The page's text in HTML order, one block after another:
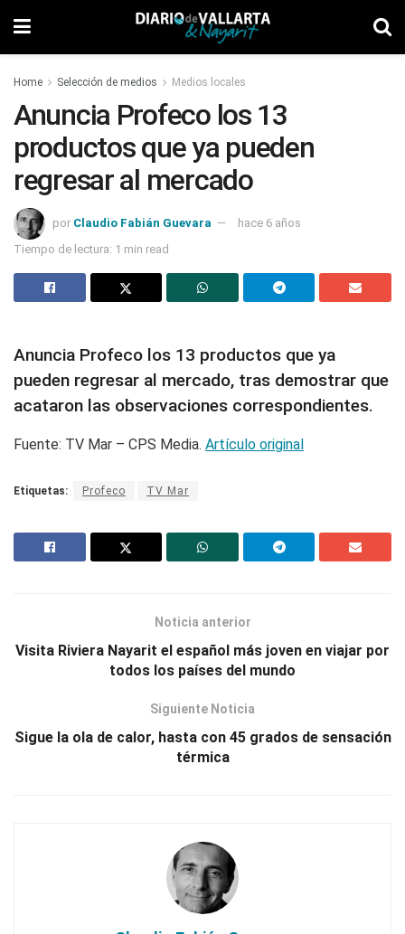
Home Selección de medios Medios locales
Anuncia Profeco los 13
productos que ya pueden
regresar al mercado
por Claudio Fabián Guevara
hace 6 años
Tiempo de lectura: 1 min read
Anuncia Profeco los 13 productos que ya
pueden regresar al mercado, tras demostrar que
acataron las observaciones correspondientes.
Fuente: TV Mar – CPS Media. Artículo original
Etiquetas: Profeco TV Mar
Noticia anterior
Visita Riviera Nayarit el español más joven en viajar por
todos los países del mundo
Siguiente Noticia
Sigue la ola de calor, hasta con 45 grados de sensación
térmica